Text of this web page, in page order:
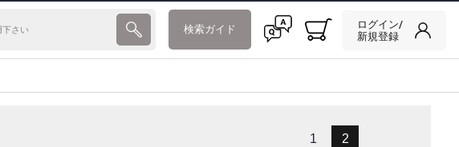
検索ガイド
ログイン/
新規登録
1 2